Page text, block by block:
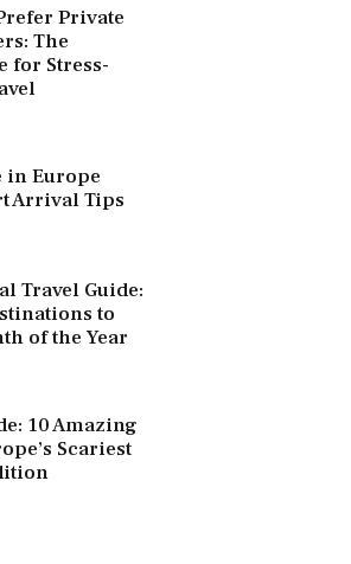
Private
The
for Stress-
in Europe
Arrival Tips
Travel Guide:
to
of the Year
10 Amazing
Scariest